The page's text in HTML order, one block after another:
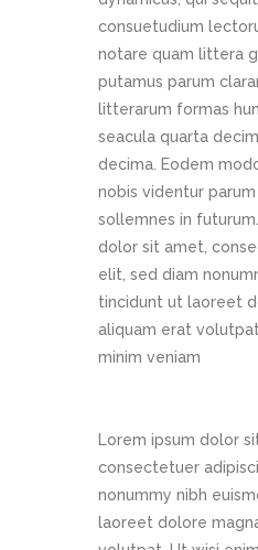
consuetudium
notare quam littera
putamus parum
litterarum formas
seacula quarta
decima. Eodem
nobis videntur
sollemnes in
dolor sit amet,
elit, sed diam
tincidunt ut laoreet
aliquam erat
minim veniam
Lorem ipsum dolor
consectetuer
nonummy nibh
laoreet dolore